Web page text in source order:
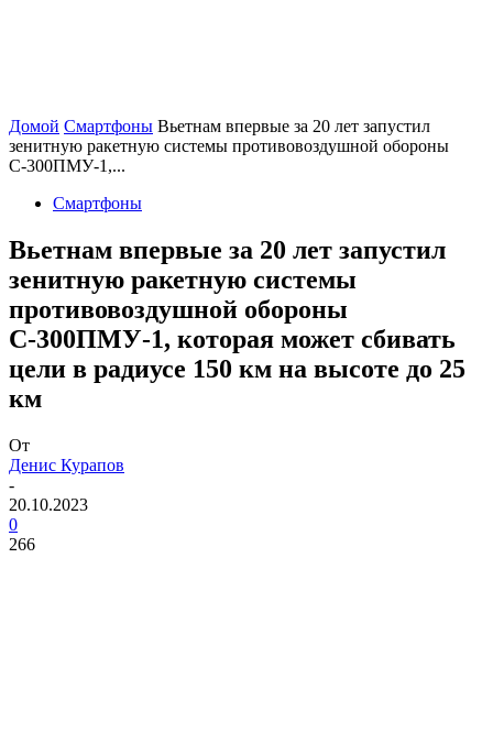
Домой Смартфоны Вьетнам впервые за 20 лет запустил
зенитную ракетную системы противовоздушной обороны
С-300ПМУ-1,...
Смартфоны
Вьетнам впервые за 20 лет запустил
зенитную ракетную системы
противовоздушной обороны
С-300ПМУ-1, которая может сбивать
цели в радиусе 150 км на высоте до 25
км
От
Денис Курапов
-
20.10.2023
0
266